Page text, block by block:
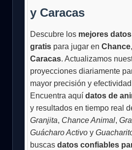
y Caracas
Descubre los mejores
gratispara jugar en Chance,
Caracas. Actualizamos
proyecciones diariamente
mayor precisión y
Encuentra aquí datos de
y resultados en tiempo real
Granjita, Chance Animal,
Guácharo Activoy
buscas datos confiables